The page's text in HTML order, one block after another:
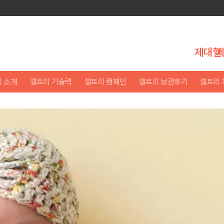
제대혈
소개 셀트리 기술력 셀트리 캠페인 셀트리 보관후기 셀트리